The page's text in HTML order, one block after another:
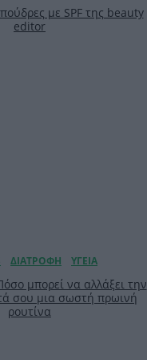
με SPF της beauty
editor
μπορεί να αλλάξει την
σου μια σωστή πρωινή
ρουτίνα